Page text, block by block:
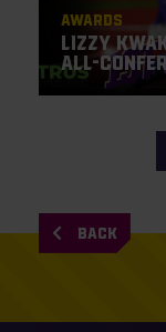
Awards
Lizzy
All-
BACK